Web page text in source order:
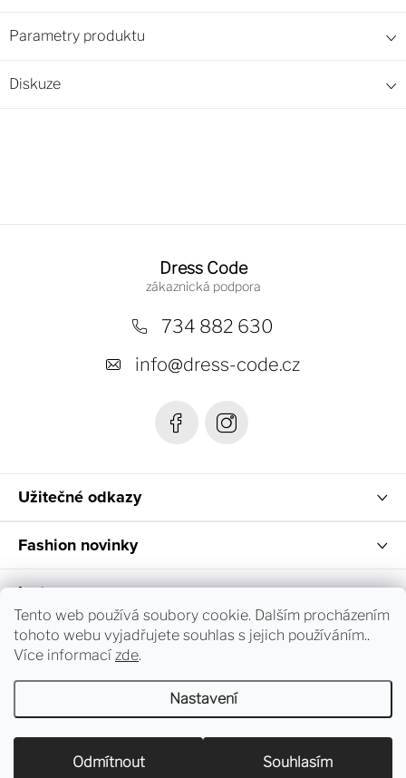
Tento web používá soubory cookie. Dalším procházením
tohoto webu vyjadřujete souhlas s jejich používáním..
Více informací zde.
Nastavení
Odmítnout Souhlasím
Parametry produktu
Diskuze
Dress Code
734 882 630
info@dress-code.cz
Užitečné odkazy
Fashion novinky
Instagram
Sledování objednávky a vrácení zboží
Copyright 2026dress-code.cz. Všechna práva vyhrazena.
Upravit nastavení cookies